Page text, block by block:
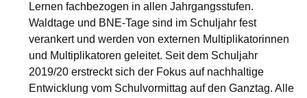
Lernen fachbezogen in allen Jahrgangsstufen.
Waldtage und BNE-Tage sind im Schuljahr fest
verankert und werden von externen Multiplikatorinnen
und Multiplikatoren geleitet. Seit dem Schuljahr
2019/20 erstreckt sich der Fokus auf nachhaltige
Entwicklung vom Schulvormittag auf den Ganztag. Alle